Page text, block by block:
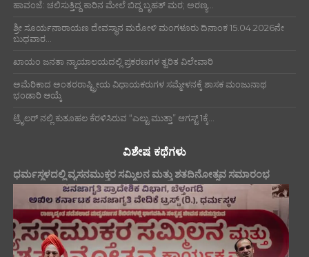
ಹಾವಂಜೆ: ಚಲಿಸುತ್ತಿದ್ದ ಕಾರಿನ ಮೇಲೆ ಬಿದ್ದ ಬೃಹತ್ ಮರ; ಅರಣ್ಯ...
ಶ್ರೀ ಸೂರ್ಯನಾರಾಯಣ ದೇವಸ್ಥಾನ ಮರೋಳಿ ಮಂಗಳೂರು ದಿನಾಂಕ 15.04.2026ನೇ
ಬುಧವಾರ...
ಖಾಯಂ ಜನತಾ ನ್ಯಾಯಾಲಯದಲ್ಲಿ ಪ್ರಕರಣಗಳ ತ್ವರಿತ ವಿಲೇವಾರಿ
ಅಮೆರಿಕಾದ ಅಂತರರಾಷ್ಟ್ರೀಯ ವಿಧಾಯಕರುಗಳ ಸಮ್ಮೇಳನಕ್ಕೆ ಶಾಸಕ ಮಂಜುನಾಥ
ಭಂಡಾರಿ ಆಯ್ಕೆ
ಟ್ರೈಲರ್ ನಲ್ಲಿ ಕುತೂಹಲ ಕೆರಳಿಸಿರುವ “ಎಲ್ಟು ಮುತ್ತಾ” ಆಗಸ್ಟ್ 1ಕ್ಕೆ...
ವಿಶೇಷ ಕಥೆಗಳು
ಧರ್ಮಸ್ಥಳದಲ್ಲಿ ವ್ಯಸನಮುಕ್ತರ ಸಮ್ಮಿಲನ ಮತ್ತು ಶತದಿನೋತ್ಸವ ಸಮಾರಂಭ